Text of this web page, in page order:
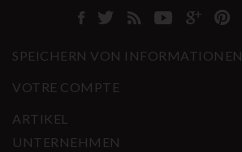
SPEICHERN VON INFORMATIONEN
VOTRE COMPTE
ARTIKEL
UNTERNEHMEN